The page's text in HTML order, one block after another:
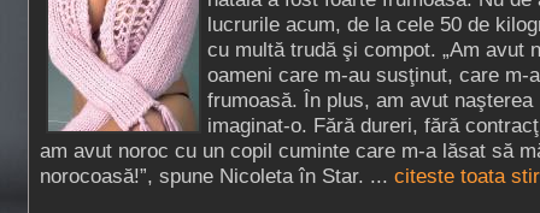
lucrurile acum, de la cele 50 de
cu multă trudă şi compot. „Am avut
oameni care m-au susţinut, care m-
frumoasă. În plus, am avut naşterea
imaginat-o. Fără dureri, fără
am avut noroc cu un copil cuminte care m-a lăsat să
norocoasă!”, spune Nicoleta în Star. ... citeste toata